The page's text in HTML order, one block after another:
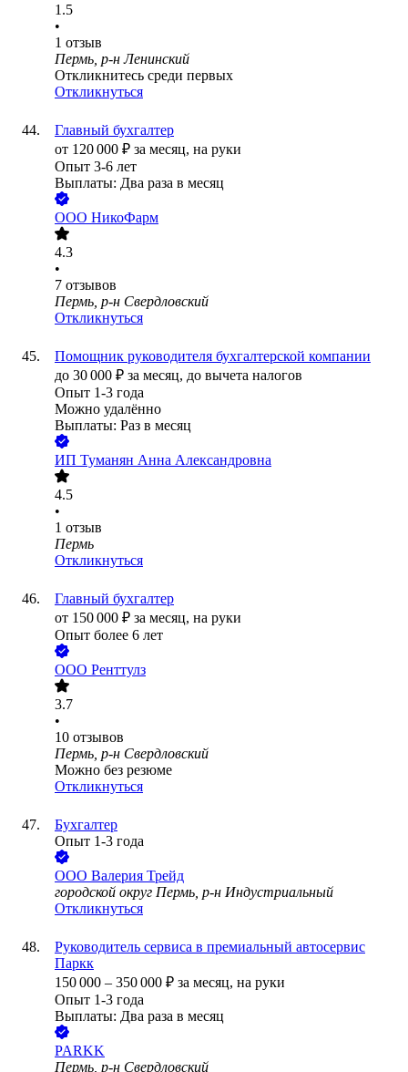
1.5
•
1 отзыв
Пермь, р-н Ленинский
Откликнитесь среди первых
Откликнуться
Главный бухгалтер
от 120 000 ₽ за месяц, на руки
Опыт 3-6 лет
Выплаты: Два раза в месяц
ООО НикоФарм
4.3
•
7 отзывов
Пермь, р-н Свердловский
Откликнуться
Помощник руководителя бухгалтерской компании
до 30 000 ₽ за месяц, до вычета налогов
Опыт 1-3 года
Можно удалённо
Выплаты: Раз в месяц
ИП Туманян Анна Александровна
4.5
•
1 отзыв
Пермь
Откликнуться
Главный бухгалтер
от 150 000 ₽ за месяц, на руки
Опыт более 6 лет
ООО Ренттулз
3.7
•
10 отзывов
Пермь, р-н Свердловский
Можно без резюме
Откликнуться
Бухгалтер
Опыт 1-3 года
ООО Валерия Трейд
городской округ Пермь, р-н Индустриальный
Откликнуться
Руководитель сервиса в премиальный автосервис
Паркк
150 000 – 350 000 ₽ за месяц, на руки
Опыт 1-3 года
Выплаты: Два раза в месяц
PARKK
Пермь, р-н Свердловский